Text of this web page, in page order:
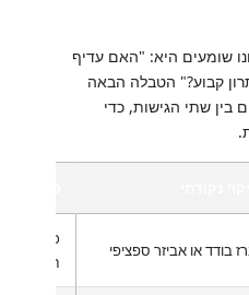
שומעים היא: "האם עדיף
קבוע?" הטבלה הבאה
שתי הגישות, כדי
בודד או אביזר ספציפי
כל הבית
חשמל